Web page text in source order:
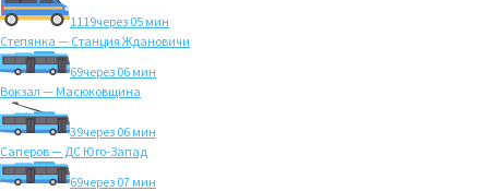
1119через 05 мин
Степянка — Станция Ждановичи
69через 06 мин
Вокзал — Масюковщина
39через 06 мин
Саперов — ДС Юго-Запад
69через 07 мин